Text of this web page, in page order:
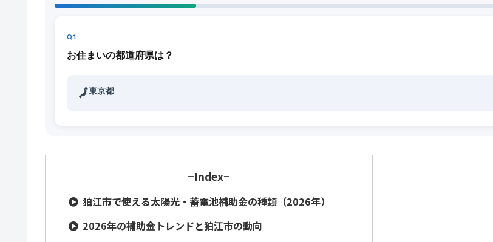
Q1
お住まいの都道府県は？
🗾東京都
−Index−
狛江市で使える太陽光・蓄電池補助金の種類（2026年）
2026年の補助金トレンドと狛江市の動向